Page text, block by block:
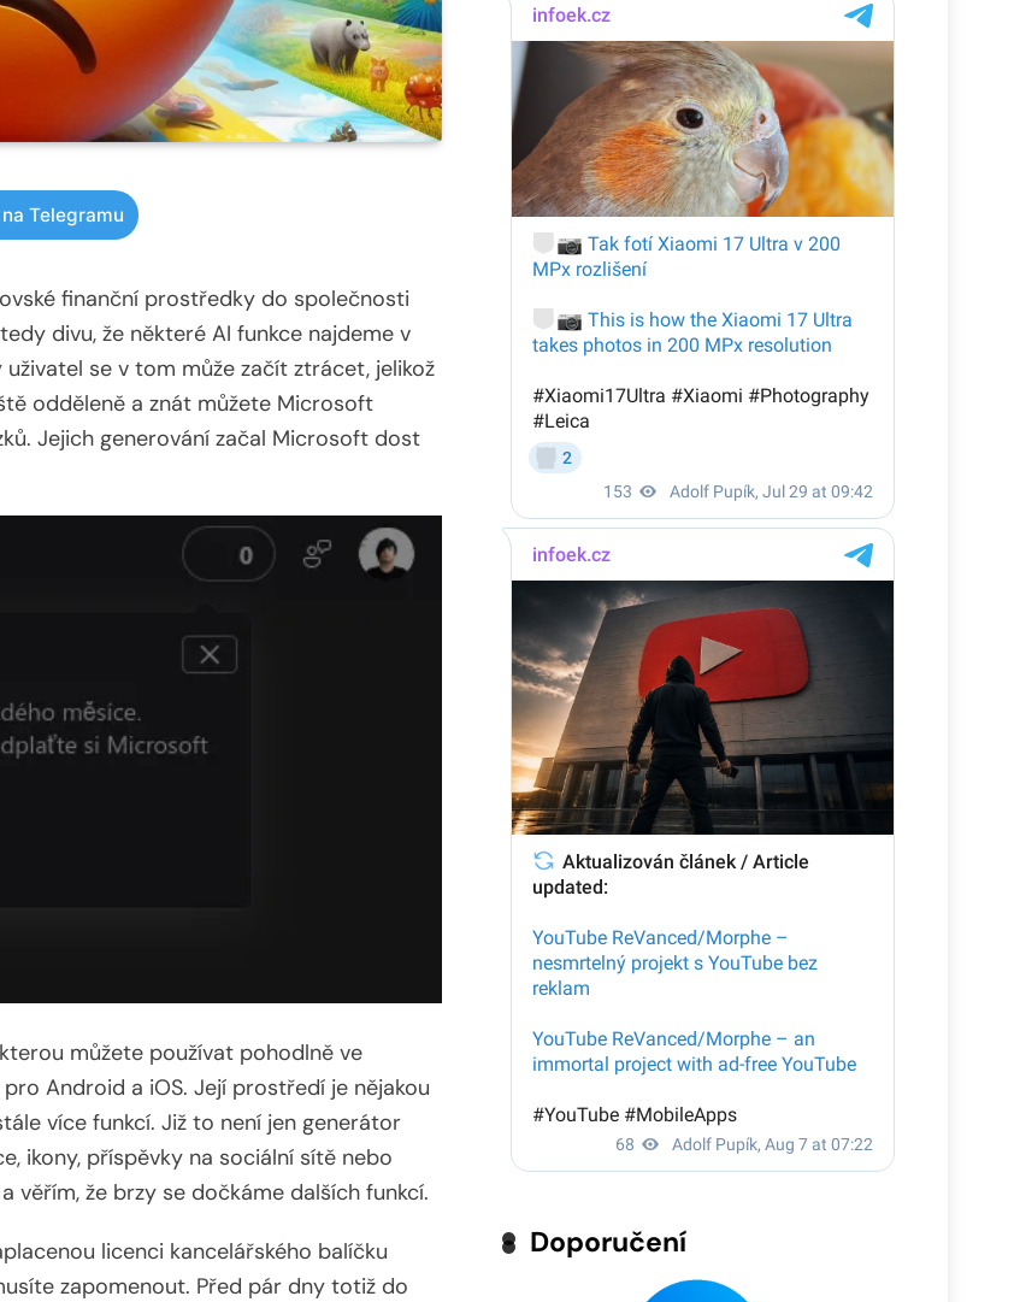
Telegramu
finanční prostředky do společnosti
divu, že některé AI funkce najdeme v
se v tom může začít ztrácet, jelikož
odděleně a znát můžete Microsoft
Jejich generování začal Microsoft dost
můžete používat pohodlně ve
Android a iOS. Její prostředí je nějakou
více funkcí. Již to není jen generátor
ikony, příspěvky na sociální sítě nebo
věřím, že brzy se dočkáme dalších funkcí.
licenci kancelářského balíčku
zapomenout. Před pár dny totiž do
Doporučení